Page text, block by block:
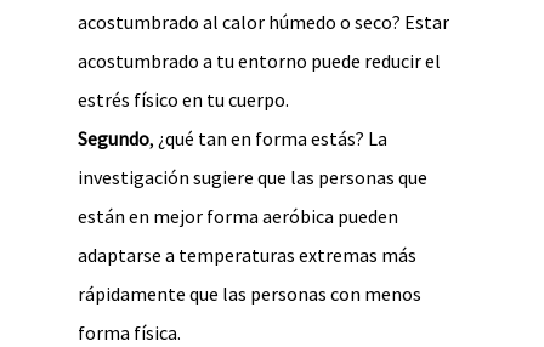
acostumbrado al calor húmedo o seco? Estar
acostumbrado a tu entorno puede reducir el
estrés físico en tu cuerpo.
Segundo, ¿qué tan en forma estás? La
investigación sugiere que las personas que
están en mejor forma aeróbica pueden
adaptarse a temperaturas extremas más
rápidamente que las personas con menos
forma física.